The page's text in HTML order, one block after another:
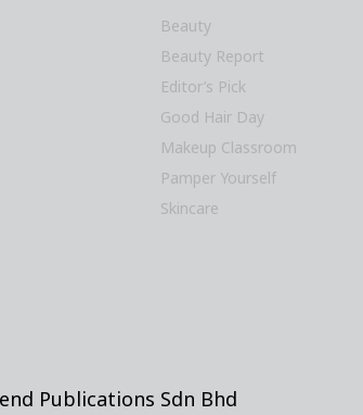
Beauty
Beauty Report
Editor’s Pick
Good Hair Day
Makeup Classroom
Pamper Yourself
Skincare
Publications Sdn Bhd